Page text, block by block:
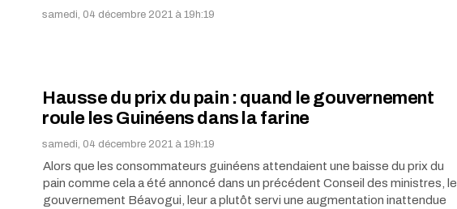
samedi, 04 décembre 2021 à 19h:19
Hausse du prix du pain : quand le gouvernement
roule les Guinéens dans la farine
samedi, 04 décembre 2021 à 19h:19
Alors que les consommateurs guinéens attendaient une baisse du prix du
pain comme cela a été annoncé dans un précédent Conseil des ministres, le
gouvernement Béavogui, leur a plutôt servi une augmentation inattendue